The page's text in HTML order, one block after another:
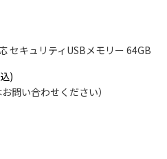
セキュリティUSBメモリー 64GB
問い合わせください）